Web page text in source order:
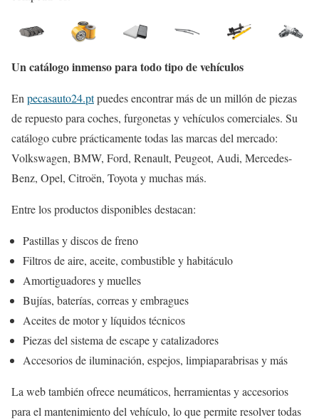
Un catálogo inmenso para todo tipo de vehículos
Enpecasauto24.ptpuedes encontrar más de un millón de piezas
de repuesto para coches, furgonetas y vehículos comerciales. Su
catálogo cubre prácticamente todas las marcas del mercado:
Volkswagen, BMW, Ford, Renault, Peugeot, Audi, Mercedes-
Benz, Opel, Citroën, Toyota y muchas más.
Entre los productos disponibles destacan:
Pastillas y discos de freno
Filtros de aire, aceite, combustible y habitáculo
Amortiguadores y muelles
Bujías, baterías, correas y embragues
Aceites de motor y líquidos técnicos
Piezas del sistema de escape y catalizadores
Accesorios de iluminación, espejos, limpiaparabrisas y más
La web también ofrece neumáticos, herramientas y accesorios
para el mantenimiento del vehículo, lo que permite resolver todas